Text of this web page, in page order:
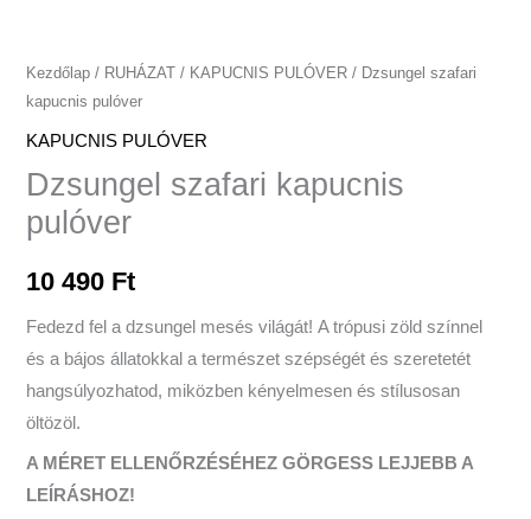
Kezdőlap / RUHÁZAT / KAPUCNIS PULÓVER / Dzsungel szafari
kapucnis pulóver
KAPUCNIS PULÓVER
Dzsungel szafari kapucnis
pulóver
10 490 Ft
Fedezd fel a dzsungel mesés világát! A trópusi zöld színnel
és a bájos állatokkal a természet szépségét és szeretetét
hangsúlyozhatod, miközben kényelmesen és stílusosan
öltözöl.
A MÉRET ELLENŐRZÉSÉHEZ GÖRGESS LEJJEBB A
LEÍRÁSHOZ!